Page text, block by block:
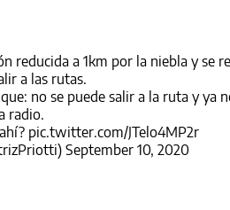
reducida a 1km por la niebla y se
a las rutas.
no se puede salir a la ruta y ya
radio.
pic.twitter.com/JTelo4MP2r
September 10, 2020